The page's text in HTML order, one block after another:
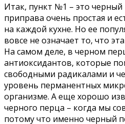
Итак, пункт №1 – это
приправа очень простая и
на каждой кухне. Но ее
вовсе не означает то, что
На самом деле, в черном
антиоксидантов, которые
свободными радикалами и
уровень перманентных
организме. А еще хорошо
черного перца – когда мы
потому что именно черный